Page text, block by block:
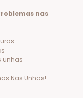
nas
unhas
Nas Unhas!